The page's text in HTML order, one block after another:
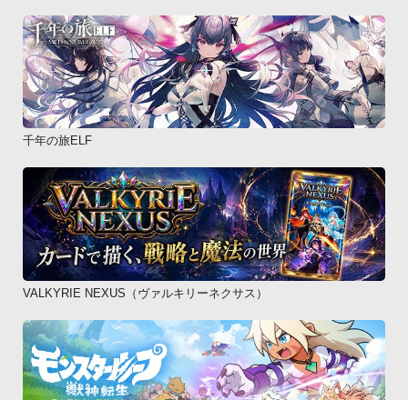
千年の旅ELF
VALKYRIE NEXUS（ヴァルキリーネクサス）